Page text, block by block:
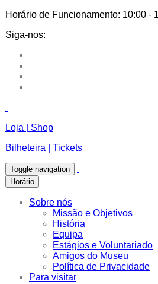
Horário de Funcionamento: 10:00 -
Siga-nos:
Loja | Shop
Bilheteira | Tickets
Toggle navigation
Horário
Sobre nós
Missão e Objetivos
História
Equipa
Estágios e Voluntariado
Amigos do Museu
Política de Privacidade
Para visitar